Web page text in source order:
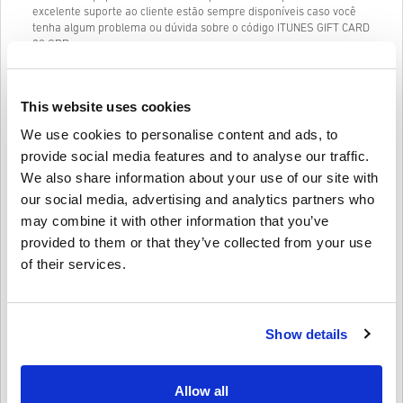
This website uses cookies
We use cookies to personalise content and ads, to
provide social media features and to analyse our traffic.
We also share information about your use of our site with
our social media, advertising and analytics partners who
may combine it with other information that you’ve
provided to them or that they’ve collected from your use
of their services.
Show details
Allow all
excelente suporte ao cliente estão sempre disponíveis caso você
tenha algum problema ou dúvida sobre o código ITUNES GIFT CARD
30 GBP .
Nosso sistema de compra em 3 etapas fácil de seguir não contém
apenas um endereço de e-mail e um método de pagamento válido,
livecards.net rápido e fácil.
Como funciona na Livecards.net
Novo na Livecards.net? Comprar códigos digitais é rápido e fácil:
Isenção de responsabilidade
Para obter mais informações, consulte nossas
Alice 23-08-2025